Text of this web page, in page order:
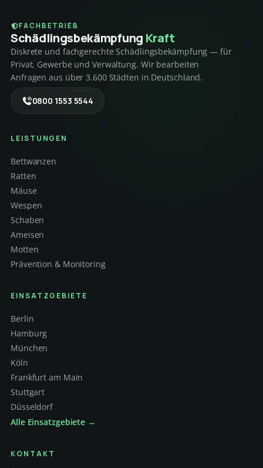
FACHBETRIEB
Schädlings­bekämpfung Kraft
Diskrete und fachgerechte Schädlingsbekämpfung — für
Privat, Gewerbe und Verwaltung. Wir bearbeiten
Anfragen aus über 3.600 Städten in Deutschland.
0800 1553 5544
LEISTUNGEN
Bettwanzen
Ratten
Mäuse
Wespen
Schaben
Ameisen
Motten
Prävention & Monitoring
EINSATZGEBIETE
Berlin
Hamburg
München
Köln
Frankfurt am Main
Stuttgart
Düsseldorf
Alle Einsatzgebiete →
KONTAKT